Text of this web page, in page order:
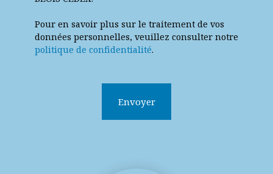
Pour en savoir plus sur le traitement de vos
données personnelles, veuillez consulter notre
politique de confidentialité.
Envoyer